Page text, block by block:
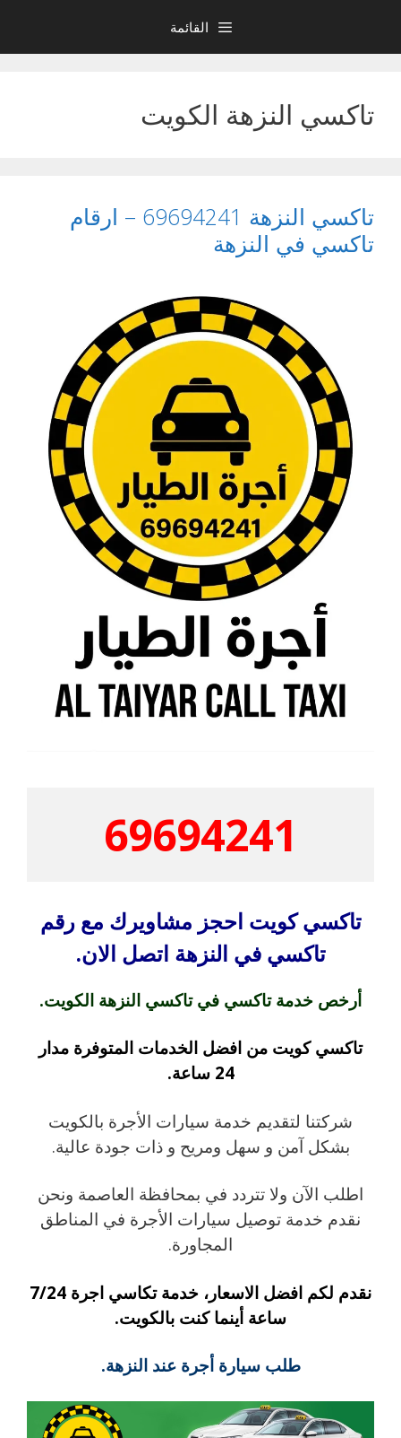
المحتوى
القائمة
تاكسي النزهة الكويت
تاكسي النزهة 69694241 – ارقام
تاكسي في النزهة
69694241
تاكسي كويت احجز مشاويرك مع رقم
تاكسي في النزهة اتصل الان.
أرخص خدمة تاكسي في تاكسي النزهة الكويت.
تاكسي كويت من افضل الخدمات المتوفرة مدار
24 ساعة.
شركتنا لتقديم خدمة سيارات الأجرة بالكويت
بشكل آمن و سهل ومريح و ذات جودة عالية.
اطلب الآن ولا تتردد في بمحافظة العاصمة ونحن
نقدم خدمة توصيل سيارات الأجرة في المناطق
المجاورة.
نقدم لكم افضل الاسعار، خدمة تكاسي اجرة 7/24
ساعة أينما كنت بالكويت.
طلب سيارة أجرة عند النزهة.